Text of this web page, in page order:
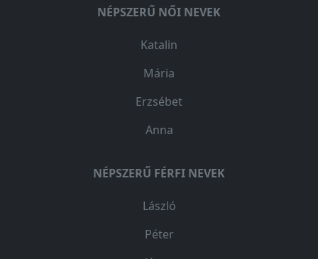
NÉPSZERŰ NŐI NEVEK
Katalin
Mária
Erzsébet
Anna
NÉPSZERŰ FÉRFI NEVEK
László
Péter